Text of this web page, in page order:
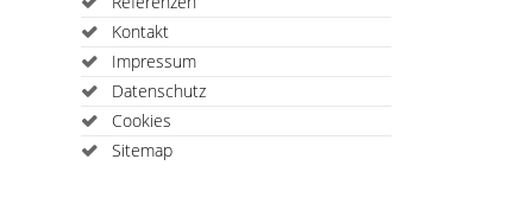
Kontakt
Impressum
Datenschutz
Cookies
Sitemap